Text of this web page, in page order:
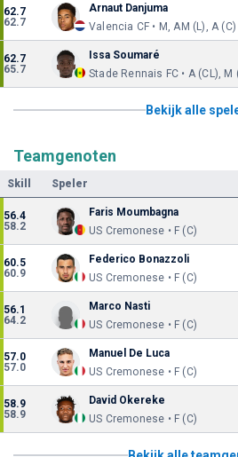
62.7
62.7
Arnaut Danjuma
Valencia CF • M, AM (L), A (C)
62.7
65.7
Issa Soumaré
Stade Rennais FC • A (CL), M
Bekijk alle
Teamgenoten
Skill Speler
56.4
58.2
Faris Moumbagna
US Cremonese • F (C)
60.5
60.9
Federico Bonazzoli
US Cremonese • F (C)
56.1
64.2
Marco Nasti
US Cremonese • F (C)
57.0
57.0
Manuel De Luca
US Cremonese • F (C)
58.9
58.9
David Okereke
US Cremonese • F (C)